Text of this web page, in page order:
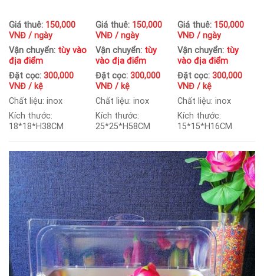
Giá thuê: 150,000
VNĐ / ngày
Vận chuyển: tùy vào
địa điểm
Đặt cọc: 300,000
VNĐ / kệ
Chất liệu: inox
Kích thước:
18*18*H38CM
Giá thuê: 150,000
VNĐ / ngày
Vận chuyển: tùy
vào địa điểm
Đặt cọc:300,000
VNĐ / kệ
Chất liệu: inox
Kích thước:
25*25*H58CM
Giá thuê: 150,000
VNĐ / ngày
Vận chuyển: tùy
vào địa điểm
Đặt cọc:300,000
VNĐ / kệ
Chất liệu: inox
Kích thước:
15*15*H16CM